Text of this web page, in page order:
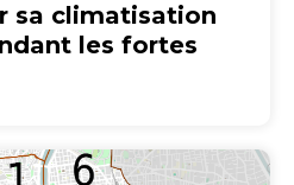
sa climatisation
les fortes